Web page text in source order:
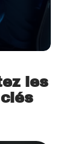
les